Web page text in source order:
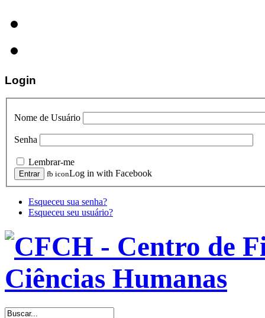
Login
Nome de Usuário
Senha
Lembrar-me
fb iconLog in with Facebook
Esqueceu sua senha?
Esqueceu seu usuário?